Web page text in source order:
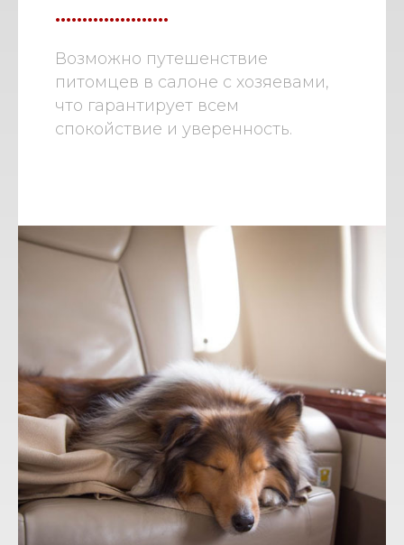
.....................
Возможно путешенствие
питомцев в салоне с хозяевами,
что гарантирует всем
спокойствие и уверенность.